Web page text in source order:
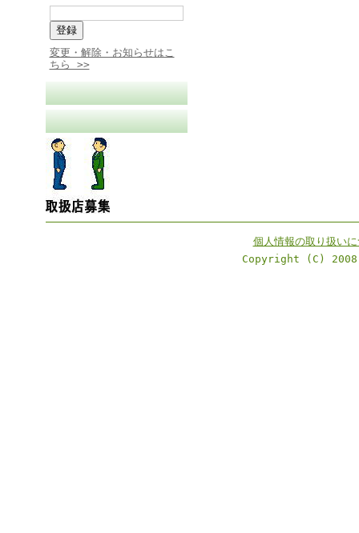
変更・解除・お知らせはこ
ちら >>
個人情報の取り扱い
Copyright (C)